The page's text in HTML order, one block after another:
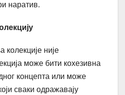
наратив.
није
може бити кохезивна
концепта или може
сваки одражавају